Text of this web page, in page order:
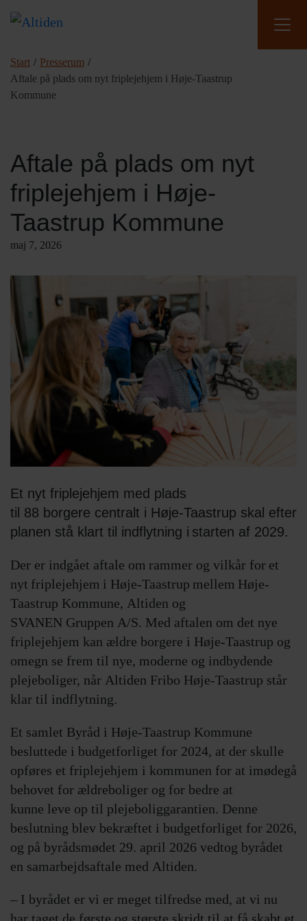
Start / Presserum /
Aftale på plads om nyt friplejehjem i Høje-Taastrup
Kommune
Aftale på plads om nyt
friplejehjem i Høje-
Taastrup Kommune
maj 7, 2026
Et nyt friplejehjem med plads
til 88 borgere centralt i Høje-Taastrup skal efter
planen stå klart til indflytning i starten af 2029.
Der er indgået aftale om rammer og vilkår for et
nyt friplejehjem i Høje-Taastrup mellem Høje-
Taastrup Kommune, Altiden og
SVANEN Gruppen A/S. Med aftalen om det nye
friplejehjem kan ældre borgere i Høje-Taastrup og
omegn se frem til nye, moderne og indbydende
plejeboliger, når Altiden Fribo Høje‑Taastrup står
klar til indflytning.
Et samlet Byråd i Høje-Taastrup Kommune
besluttede i budgetforliget for 2024, at der skulle
opføres et friplejehjem i kommunen for at imødegå
behovet for ældreboliger og for bedre at
kunne leve op til plejeboliggarantien. Denne
beslutning blev bekræftet i budgetforliget for 2026,
og på byrådsmødet 29. april 2026 vedtog byrådet
en samarbejdsaftale med Altiden.
– I byrådet er vi er meget tilfredse med, at vi nu
har taget de første og største skridt til at få skabt et